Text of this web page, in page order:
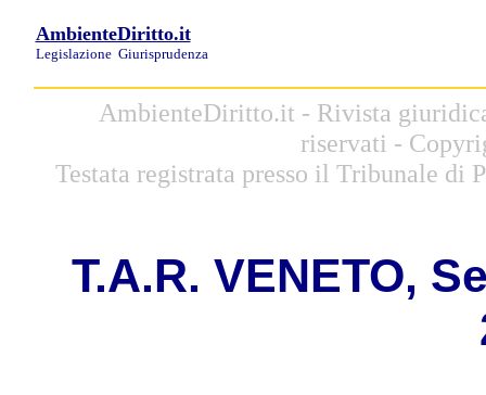
AmbienteDiritto.it
Legislazione Giurisprudenza
AmbienteDiritto.it - Rivista
riservati -
Testata registrata presso il Tribunale di
T.A.R. VENETO,